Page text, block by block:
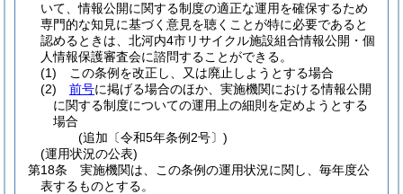
いて、情報公開に関する制度の適正な運用を確保するため
専門的な知見に基づく意見を聴くことが特に必要であると
認めるときは、北河内4市リサイクル施設組合情報公開・個
人情報保護審査会に諮問することができる。
(1)
この条例を改正し、又は廃止しようとする場合
(2)
前号に掲げる場合のほか、実施機関における情報公開
に関する制度についての運用上の細則を定めようとする
場合
(追加〔令和5年条例2号〕)
(運用状況の公表)
第18条
実施機関は、この条例の運用状況に関し、毎年度公
表するものとする。